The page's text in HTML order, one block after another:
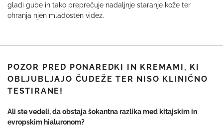
gladi gube in tako preprečuje nadaljnje staranje kože ter
ohranja njen mladosten videz.
POZOR PRED PONAREDKI IN KREMAMI, KI
OBLJUBLJAJO ČUDEŽE TER NISO KLINIČNO
TESTIRANE!
Ali ste vedeli, da obstaja šokantna razlika med kitajskim in
evropskim hialuronom?